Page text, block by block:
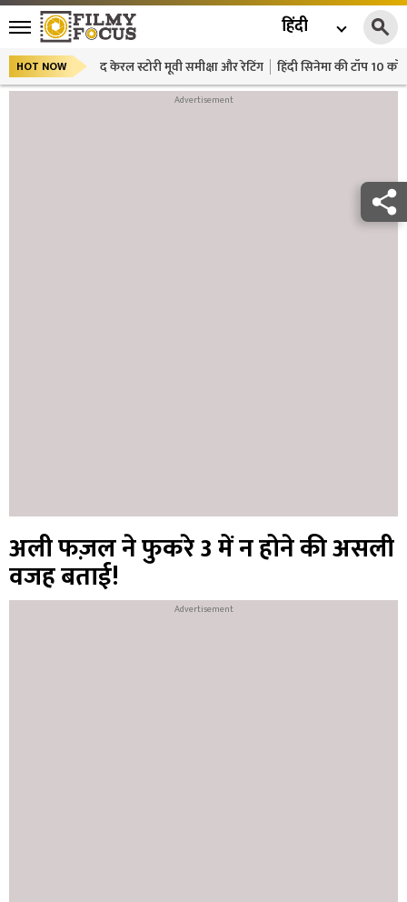
हिंदी
HOT NOW द केरल स्टोरी मूवी समीक्षा और रेटिंग हिंदी सिनेमा की टॉप 10
अली फज़ल ने फुकरे 3 में न होने की असली
वजह बताई!